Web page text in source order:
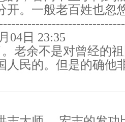
开。一般老百姓也忽
04日 23:35
老余不是对曾经的
人民的。但是的确他